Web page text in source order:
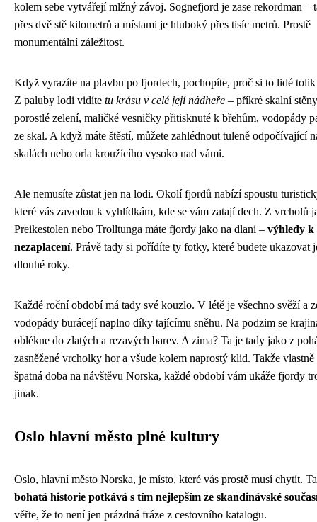
kolem sebe vytvářejí mlžný závoj. Sognefjord je zase rekordman –
přes dvě stě kilometrů a místami je hluboký přes tisíc metrů. Prostě
monumentální záležitost.
Když vyrazíte na plavbu po fjordech, pochopíte, proč si to lidé
Z paluby lodi vidíte tu krásu v celé její nádheře – příkré skalní stěny
porostlé zelení, maličké vesničky přitisknuté k břehům, vodopády
ze skal. A když máte štěstí, můžete zahlédnout tuleně odpočívající
skalách nebo orla kroužícího vysoko nad vámi.
Ale nemusíte zůstat jen na lodi. Okolí fjordů nabízí spoustu
které vás zavedou k vyhlídkám, kde se vám zatají dech. Z vrcholů
Preikestolen nebo Trolltunga máte fjordy jako na dlani – výhledy k
nezaplacení. Právě tady si pořídíte ty fotky, které budete ukazovat
dlouhé roky.
Každé roční období má tady své kouzlo. V létě je všechno svěží a
vodopády burácejí naplno díky tajícímu sněhu. Na podzim se
oblékne do zlatých a rezavých barev. A zima? Ta je tady jako z
zasněžené vrcholky hor a všude kolem naprostý klid. Takže vlastně
špatná doba na návštěvu Norska, každé období vám ukáže fjordy
jinak.
Oslo hlavní město plné kultury
Oslo, hlavní město Norska, je místo, které vás prostě musí chytit.
bohatá historie potkává s tím nejlepším ze skandinávské
věřte, že to není jen prázdná fráze z cestovního katalogu.